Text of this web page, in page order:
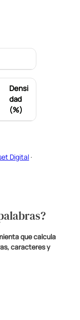
Densi
dad
(%)
Digital ·
que calcula
caracteres y